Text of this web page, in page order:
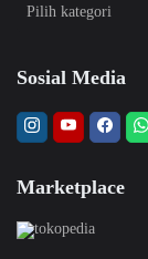
Sosial Media
Marketplace